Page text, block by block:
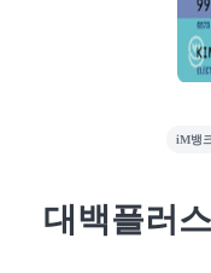
iM뱅
대백플러